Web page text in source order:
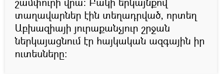
տաղավարներ էին տեղադրված, որտեղ
Աբխազիայի յուրաքանչյուր շրջան
ներկայացնում էր հայկական ազգային իր
ուտեսները։